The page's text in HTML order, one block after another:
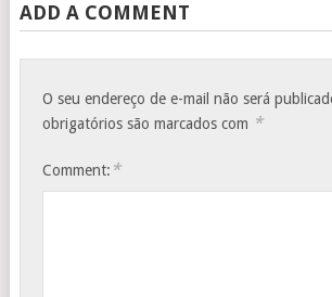
ADD A COMMENT
O seu endereço de e-mail não será
obrigatórios são marcados com *
Comment: *